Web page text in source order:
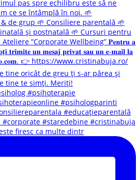
firesc ca multe dintr